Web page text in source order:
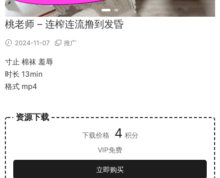
桃老师 – 连榨连流撸到发昏
2024-11-07 推广
寸止 棉袜 羞辱
时长 13min
格式 mp4
资源下载
下载价格 4 积分
VIP免费
立即购买